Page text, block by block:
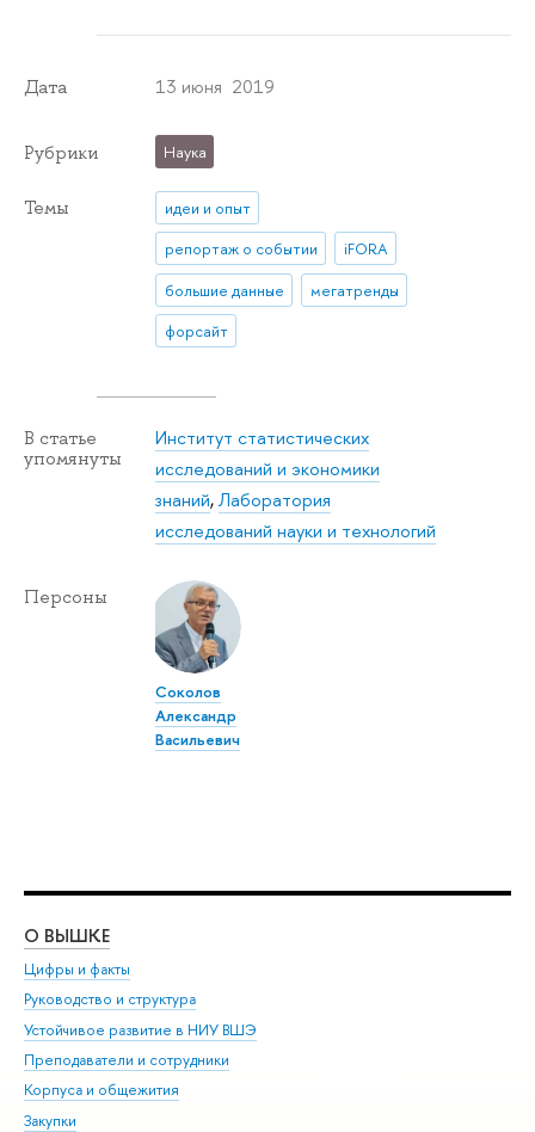
Дата 13 июня 2019
Рубрики Наука
Темы
идеи и опыт
репортаж о событии
iFORA
большие данные
мегатренды
форсайт
В статье
упомянуты
Институт статистических
исследований и экономики
знаний,Лаборатория
исследований науки и технологий
Персоны
Соколов
Александр
Васильевич
О ВЫШКЕ
Цифры и факты
Руководство и структура
Устойчивое развитие в НИУ ВШЭ
Преподаватели и сотрудники
Корпуса и общежития
Закупки